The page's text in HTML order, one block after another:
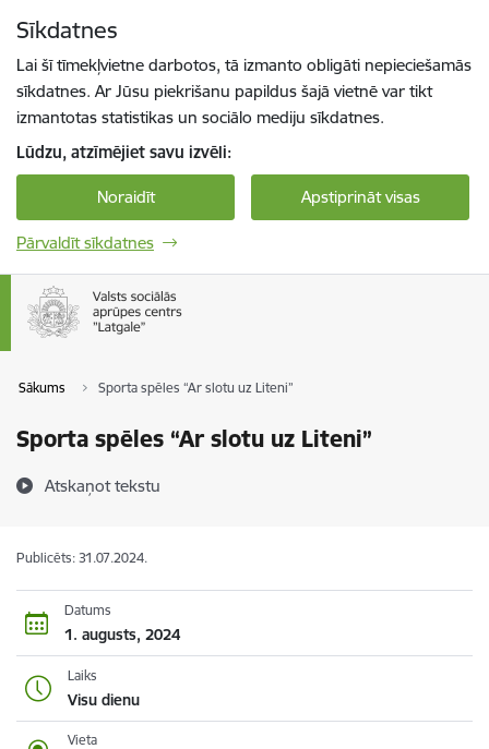
Sīkdatnes
Lai šī tīmekļvietne darbotos, tā izmanto obligāti nepieciešamās
sīkdatnes. Ar Jūsu piekrišanu papildus šajā vietnē var tikt
izmantotas statistikas un sociālo mediju sīkdatnes.
Lūdzu, atzīmējiet savu izvēli:
Noraidīt Apstiprināt visas
Pārvaldīt sīkdatnes
Sākums Sporta spēles “Ar slotu uz Liteni”
Sporta spēles “Ar slotu uz Liteni”
Atskaņot tekstu
Publicēts: 31.07.2024.
Datums
1. augusts, 2024
Laiks
Visu dienu
Vieta